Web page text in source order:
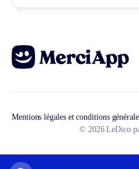
Mentions légales et conditions
© 2026 LeDico